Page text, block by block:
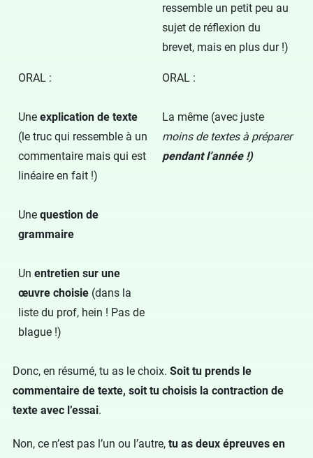
ressemble un petit peu au
sujet de réflexion du
brevet, mais en plus dur !)
ORAL :
Une explication de texte
(le truc qui ressemble à un
commentaire mais qui est
linéaire en fait !)
Une question de
grammaire
Un entretien sur une
œuvre choisie (dans la
liste du prof, hein ! Pas de
blague !)
ORAL :
La même (avec juste
moins de textes à préparer
pendant l’année !)
Donc, en résumé, tu as le choix. Soit tu prends le
commentaire de texte, soit tu choisis la contraction de
texte avec l’essai.
Non, ce n’est pas l’un ou l’autre, tu as deux épreuves en